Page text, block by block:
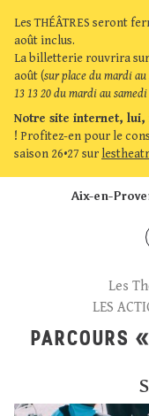
Les THÉÂTRES seront
août inclus.
La billetterie rouvrira
août (sur place du mardi au
13 13 20 du mardi au
Notre site internet, lui,
! Profitez-en pour le
saison 26•27 sur
Aix-en-
Les
LES
PARCOURS